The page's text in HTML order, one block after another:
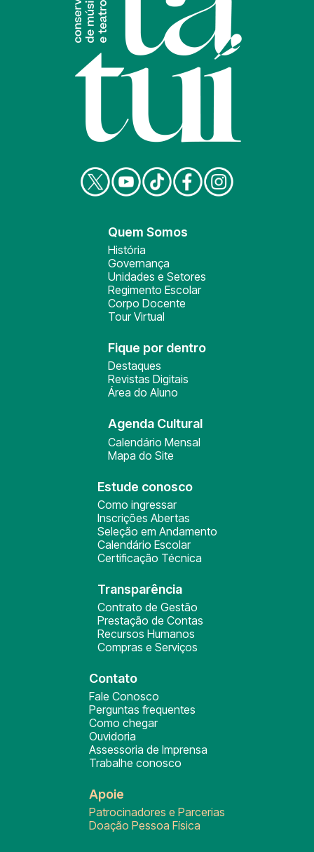
Quem Somos
História
Governança
Unidades e Setores
Regimento Escolar
Corpo Docente
Tour Virtual
Fique por dentro
Destaques
Revistas Digitais
Área do Aluno
Agenda Cultural
Calendário Mensal
Mapa do Site
Estude conosco
Como ingressar
Inscrições Abertas
Seleção em Andamento
Calendário Escolar
Certificação Técnica
Transparência
Contrato de Gestão
Prestação de Contas
Recursos Humanos
Compras e Serviços
Contato
Fale Conosco
Perguntas frequentes
Como chegar
Ouvidoria
Assessoria de Imprensa
Trabalhe conosco
Apoie
Patrocinadores e Parcerias
Doação Pessoa Física